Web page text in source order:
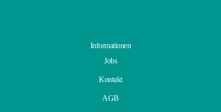
Informationen
Jobs
Kontakt
AGB